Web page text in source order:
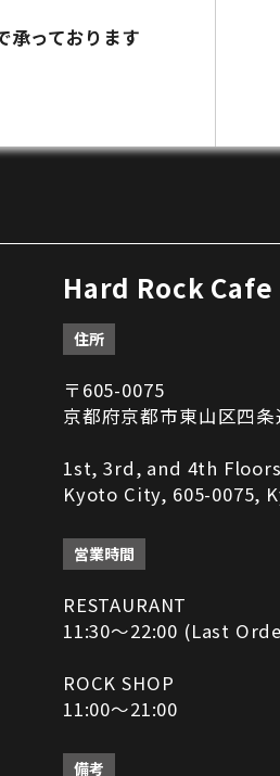
承っております
Hard Rock
住所
〒605-0075
京都府京都市東山区四
1st, 3rd, and 4th
Kyoto City, 605-0075,
営業時間
RESTAURANT
11:30～22:00 (Last
ROCK SHOP
11:00～21:00
備考